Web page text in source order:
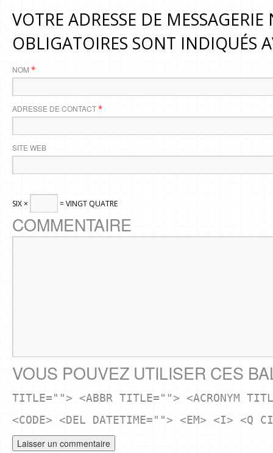
VOTRE ADRESSE DE
OBLIGATOIRES SONT INDIQUÉS
NOM *
ADRESSE DE CONTACT*
SITE WEB
SIX × = VINGT QUATRE
COMMENTAIRE
VOUS POUVEZ UTILISER CES
TITLE=""> <ABBR TITLE=""> <ACRONYM
<CODE> <DEL DATETIME=""> <EM> <I> <Q